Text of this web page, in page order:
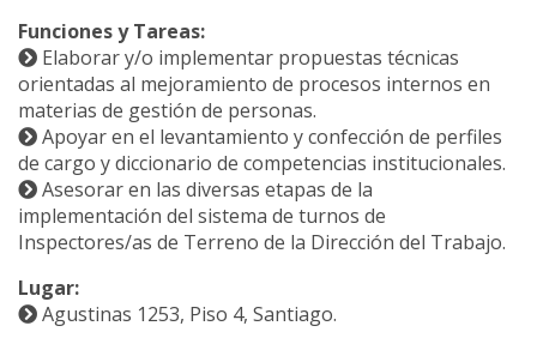
Funciones y Tareas:
Elaborar y/o implementar propuestas técnicas
orientadas al mejoramiento de procesos internos en
materias de gestión de personas.
Apoyar en el levantamiento y confección de perfiles
de cargo y diccionario de competencias institucionales.
Asesorar en las diversas etapas de la
implementación del sistema de turnos de
Inspectores/as de Terreno de la Dirección del Trabajo.
Lugar:
Agustinas 1253, Piso 4, Santiago.